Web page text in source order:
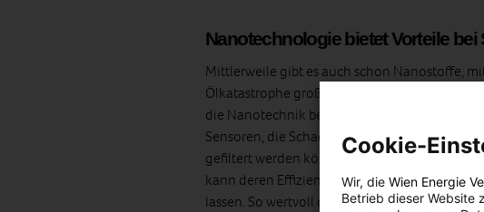
Nanotechnologie bietet Vorteile
Mittlerweile gibt es auch schon Nanostoffe,
Ölkatastrophe großes Potenzial für die
die Nanotechnik bereits alles in Punkto
Sensoren, die Schadstoffe in der Luft
gefiltert werden können. Und: Durch das
kann deren Effizienz so verbessert werden,
lassen. So wertvoll die Nanotechnologie also
Cookie-
Wir, die Wien Energie
Betrieb dieser Website